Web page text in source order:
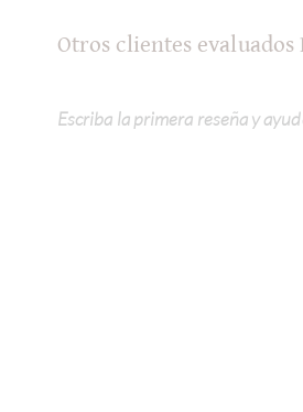
Otros clientes
Escriba la primera reseña y